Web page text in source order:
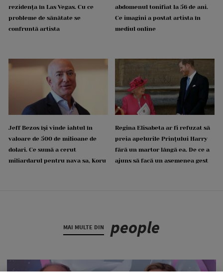
rezidența în Las Vegas. Cu ce
probleme de sănătate se
confruntă artista
abdomenul tonifiat la 56 de ani.
Ce imagini a postat artista în
mediul online
Jeff Bezos își vinde iahtul în
valoare de 500 de milioane de
dolari. Ce sumă a cerut
miliardarul pentru nava sa, Koru
Regina Elisabeta ar fi refuzat să
preia apelurile Prințului Harry
fără un martor lângă ea. De ce a
ajuns să facă un asemenea gest
MAI MULTE DIN people